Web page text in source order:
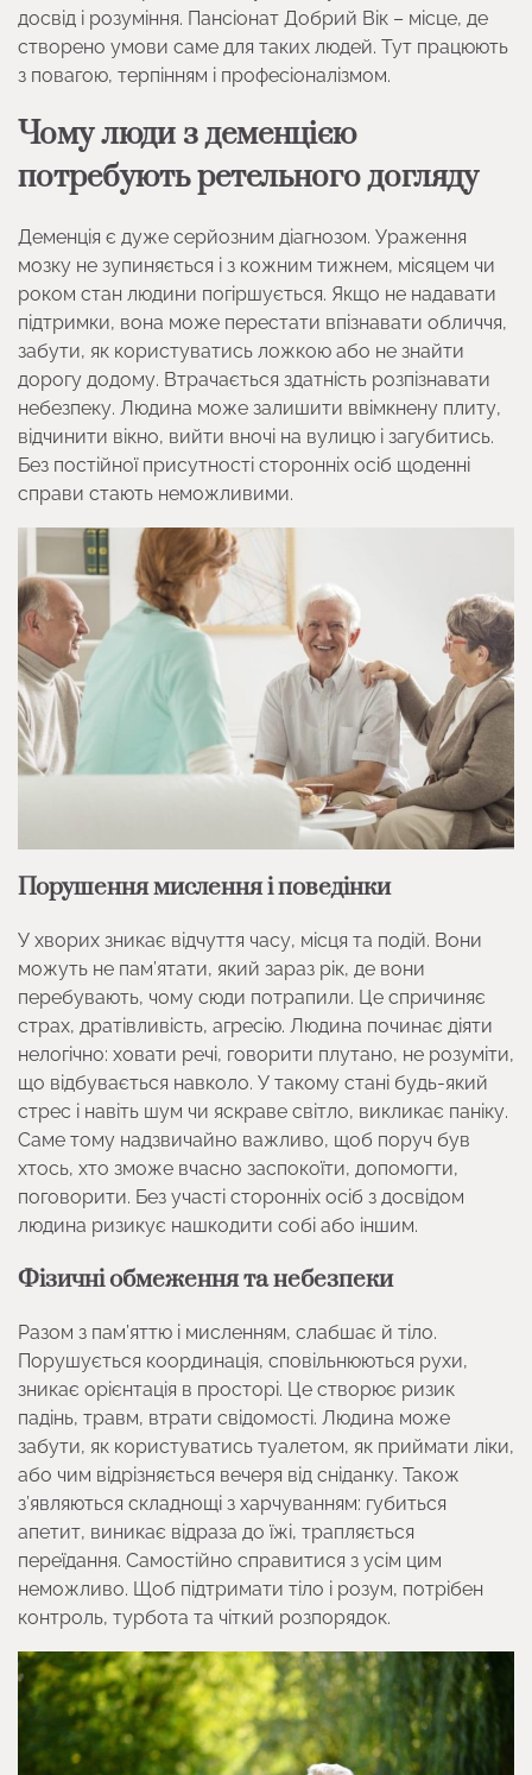
досвід і розуміння. Пансіонат Добрий Вік – місце, де
створено умови саме для таких людей. Тут працюють
з повагою, терпінням і професіоналізмом.
Чому люди з деменцією
потребують ретельного догляду
Деменція є дуже серйозним діагнозом. Ураження
мозку не зупиняється і з кожним тижнем, місяцем чи
роком стан людини погіршується. Якщо не надавати
підтримки, вона може перестати впізнавати обличчя,
забути, як користуватись ложкою або не знайти
дорогу додому. Втрачається здатність розпізнавати
небезпеку. Людина може залишити ввімкнену плиту,
відчинити вікно, вийти вночі на вулицю і загубитись.
Без постійної присутності сторонніх осіб щоденні
справи стають неможливими.
Порушення мислення і поведінки
У хворих зникає відчуття часу, місця та подій. Вони
можуть не пам’ятати, який зараз рік, де вони
перебувають, чому сюди потрапили. Це спричиняє
страх, дратівливість, агресію. Людина починає діяти
нелогічно: ховати речі, говорити плутано, не розуміти,
що відбувається навколо. У такому стані будь-який
стрес і навіть шум чи яскраве світло, викликає паніку.
Саме тому надзвичайно важливо, щоб поруч був
хтось, хто зможе вчасно заспокоїти, допомогти,
поговорити. Без участі сторонніх осіб з досвідом
людина ризикує нашкодити собі або іншим.
Фізичні обмеження та небезпеки
Разом з пам’яттю і мисленням, слабшає й тіло.
Порушується координація, сповільнюються рухи,
зникає орієнтація в просторі. Це створює ризик
падінь, травм, втрати свідомості. Людина може
забути, як користуватись туалетом, як приймати ліки,
або чим відрізняється вечеря від сніданку. Також
з’являються складнощі з харчуванням: губиться
апетит, виникає відраза до їжі, трапляється
переїдання. Самостійно справитися з усім цим
неможливо. Щоб підтримати тіло і розум, потрібен
контроль, турбота та чіткий розпорядок.